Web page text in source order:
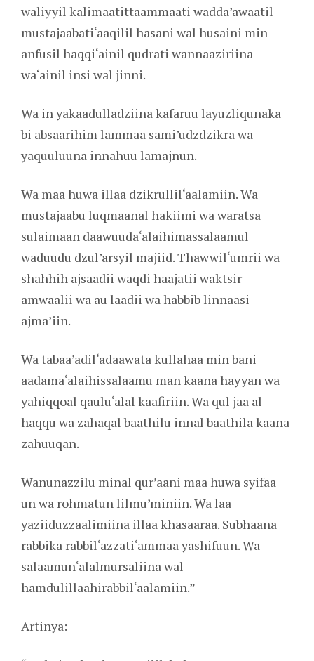
waliyyil kalimaatittaammaati wadda’awaatil
mustajaabati‘aaqilil hasani wal husaini min
anfusil haqqi‘ainil qudrati wannaaziriina
wa‘ainil insi wal jinni.
Wa in yakaadulladziina kafaruu layuzliqunaka
bi absaarihim lammaa sami’udzdzikra wa
yaquuluuna innahuu lamajnun.
Wa maa huwa illaa dzikrullil‘aalamiin. Wa
mustajaabu luqmaanal hakiimi wa waratsa
sulaimaan daawuuda‘alaihimassalaamul
waduudu dzul’arsyil majiid. Thawwil‘umrii wa
shahhih ajsaadii waqdi haajatii waktsir
amwaalii wa au laadii wa habbib linnaasi
ajma’iin.
Wa tabaa’adil‘adaawata kullahaa min bani
aadama‘alaihissalaamu man kaana hayyan wa
yahiqqoal qaulu‘alal kaafiriin. Wa qul jaa al
haqqu wa zahaqal baathilu innal baathila kaana
zahuuqan.
Wanunazzilu minal qur’aani maa huwa syifaa
un wa rohmatun lilmu’miniin. Wa laa
yaziiduzzaalimiina illaa khasaaraa. Subhaana
rabbika rabbil‘azzati‘ammaa yashifuun. Wa
salaamun‘alalmursaliina wal
hamdulillaahirabbil‘aalamiin.”
Artinya: